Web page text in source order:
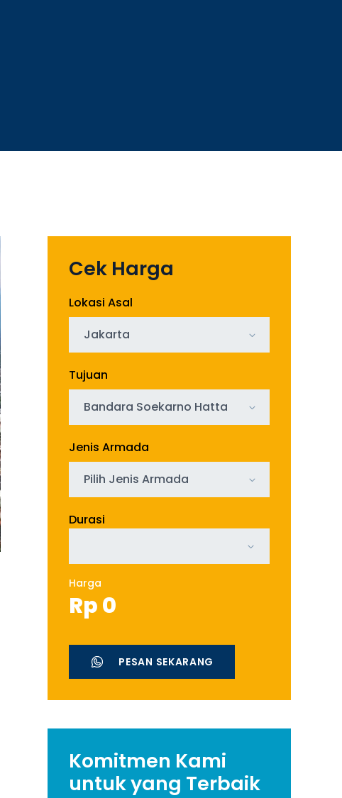
Cek Harga
Lokasi Asal
Jakarta
Tujuan
Bandara Soekarno Hatta
Jenis Armada
Pilih Jenis Armada
Durasi
Harga
Rp0
PESAN SEKARANG
Komitmen Kami
untuk yang Terbaik